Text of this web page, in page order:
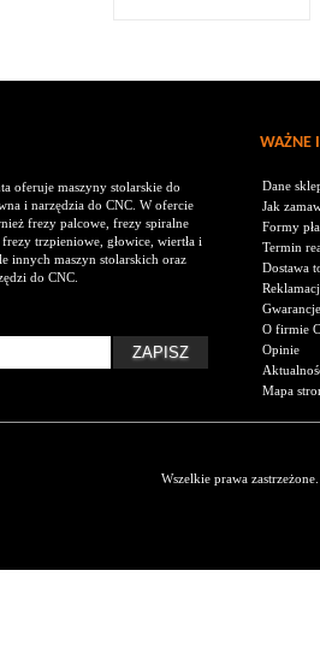
WAŻNE
oferuje maszyny stolarskie do
i narzędzia do CNC. W ofercie
frezy palcowe, frezy spiralne
trzpieniowe, głowice, wiertła i
innych maszyn stolarskich oraz
do CNC.
Dane
Jak
Formy
Termin
Dostawa
Gwarancje
O firmie
Opinie
Mapa
Wszelkie prawa